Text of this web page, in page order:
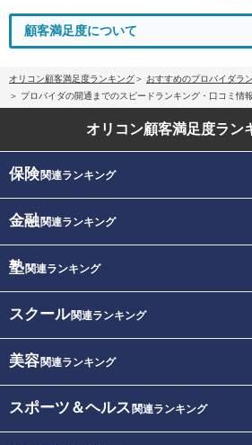
顧客満足度について
オリコン顧客満足度ランキング おすすめのプロバイダラ
プロバイダの開通までのスピードランキング・口コミ情報
オリコン顧客満足度ラン
保険関連ランキング
金融関連ランキング
塾関連ランキング
スクール関連ランキング
美容関連ランキング
スポーツ＆ヘルス 関連ランキング